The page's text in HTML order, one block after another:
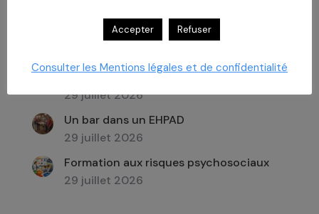
Imaginer un lieu de vie
29 juillet 2026
Un bar dans un EHPAD
29 juillet 2026
Formation aux risques psychosociaux
29 juillet 2026
Accepter Refuser
Consulter les Mentions légales et de confidentialité